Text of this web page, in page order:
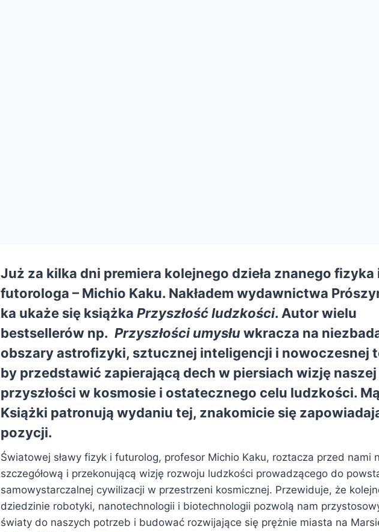
Już za kilka dni premiera kolejnego dzieła znanego fizyka
futorologa – Michio Kaku. Nakładem wydawnictwa
ka ukaże się książka Przyszłość ludzkości. Autor wielu
bestsellerów np. Przyszłości umysłuwkracza na
obszary astrofizyki, sztucznej inteligencji i nowoczesnej
by przedstawić zapierającą dech w piersiach wizję naszej
przyszłości w kosmosie i ostatecznego celu ludzkości.
Książki patronują wydaniu tej, znakomicie się
pozycji.
Światowej sławy fizyk i futurolog, profesor Michio Kaku, roztacza przed nami
szczegółową i przekonującą wizję rozwoju ludzkości prowadzącego do
samowystarczalnej cywilizacji w przestrzeni kosmicznej. Przewiduje, że
dziedzinie robotyki, nanotechnologii i biotechnologii pozwolą nam
światy do naszych potrzeb i budować rozwijające się prężnie miasta na